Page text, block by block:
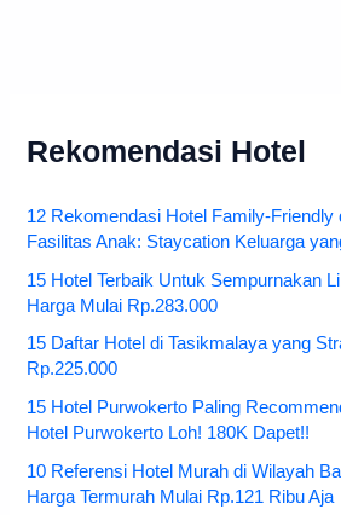
Rekomendasi Hotel
12 Rekomendasi Hotel Family-Friendly
Fasilitas Anak: Staycation Keluarga
15 Hotel Terbaik Untuk Sempurnakan
Harga Mulai Rp.283.000
15 Daftar Hotel di Tasikmalaya yang
Rp.225.000
15 Hotel Purwokerto Paling
Hotel Purwokerto Loh! 180K Dapet!!
10 Referensi Hotel Murah di Wilayah
Harga Termurah Mulai Rp.121 Ribu Aja